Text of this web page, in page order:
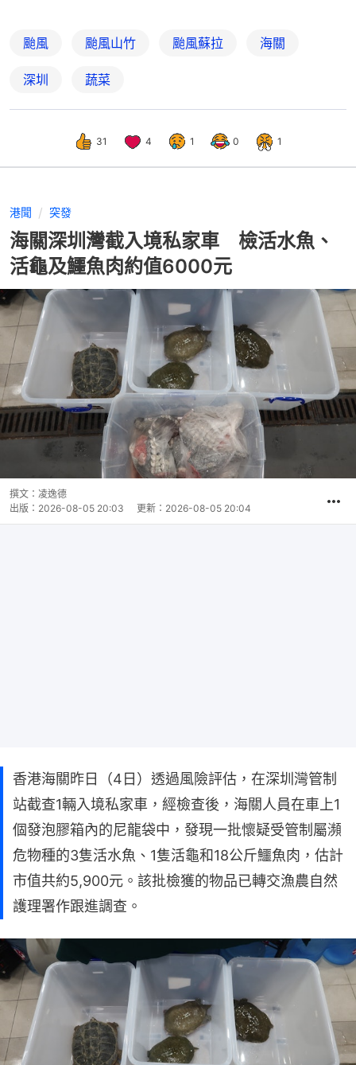
颱風 颱風山竹 颱風蘇拉 海關
深圳 蔬菜
31 4 1 0 1
港聞 突發
海關深圳灣截入境私家車 檢活水魚、
活龜及鱷魚肉約值6000元
撰文： 凌逸德
出版： 2026-08-05 20:03 更新： 2026-08-05 20:04
香港海關昨日（4日）透過風險評估，在深圳灣管制
站截查1輛入境私家車，經檢查後，海關人員在車上1
個發泡膠箱內的尼龍袋中，發現一批懷疑受管制屬瀕
危物種的3隻活水魚、1隻活龜和18公斤鱷魚肉，估計
市值共約5,900元。該批檢獲的物品已轉交漁農自然
護理署作跟進調查。